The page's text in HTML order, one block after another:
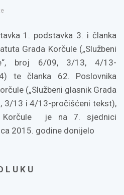
1. podstavka 3. i članka
Grada Korčule („Službeni
broj 6/09, 3/13, 4/13-
te članka 62. Poslovnika
(„Službeni glasnik Grada
3/13 i 4/13-pročišćeni tekst),
Korčule je na 7. sjednici
2015. godine donijelo
L U K U